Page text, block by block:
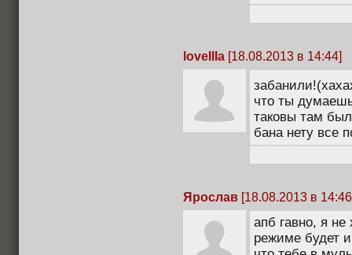
loveIIIa [18.08.2013 в 14:44]
что ты
таковы там
бана нету все
Ярослав [18.08.2013 в
апб гавно, я не
режиме будет